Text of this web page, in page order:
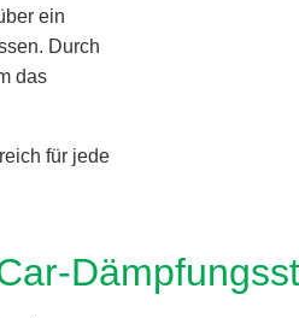
ein
Durch
das
für jede